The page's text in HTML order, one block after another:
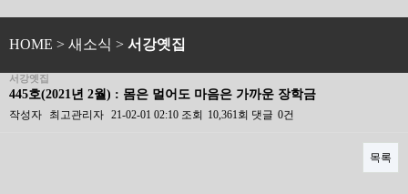
HOME > 새소식 > 서강옛집
서강옛집
445호(2021년 2월) : 몸은 멀어도 마음은 가까운 장학금
작성자 최고관리자 21-02-01 02:10 조회 10,361회 댓글 0건
목록